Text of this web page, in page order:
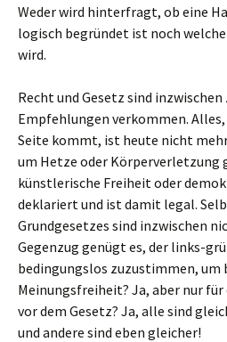
Weder wird hinterfragt, ob eine
logisch begründet ist noch
wird.
Recht und Gesetz sind
Empfehlungen verkommen.
Seite kommt, ist heute nicht
um Hetze oder Körperverletzung
künstlerische Freiheit oder
deklariert und ist damit legal.
Grundgesetzes sind inzwischen
Gegenzug genügt es, der links-
bedingungslos zuzustimmen, um
Meinungsfreiheit? Ja, aber nur
vor dem Gesetz? Ja, alle sind
und andere sind eben gleicher!